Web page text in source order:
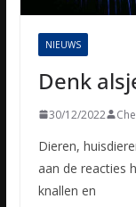
NIEUWS
Denk
30/12/2022
Dieren,
aan de reacties
knallen en